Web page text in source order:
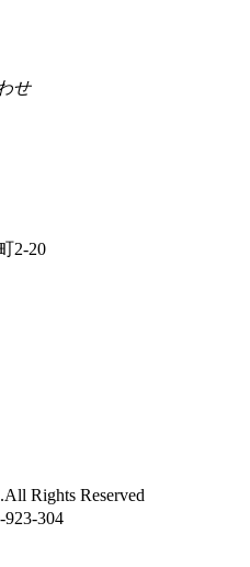
せ
2-20
Rights Reserved
923-304